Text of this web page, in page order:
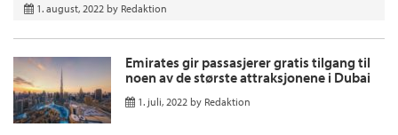
1. august, 2022 by Redaktion
Emirates gir passasjerer gratis tilgang til
noen av de største attraksjonene i Dubai
1. juli, 2022 by Redaktion